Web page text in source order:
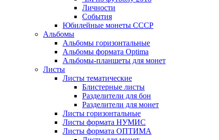
Личности
События
Юбилейные монеты СССР
Альбомы
Альбомы горизонтальные
Альбомы формата Optima
Альбомы-планшеты для монет
Листы
Листы тематические
Блистерные листы
Разделители для бон
Разделители для монет
Листы горизонтальные
Листы формата НУМИС
Листы формата ОПТИМА